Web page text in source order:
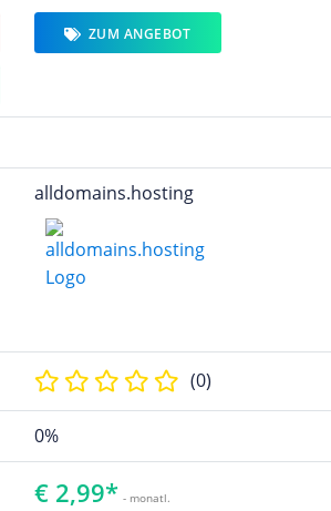
ZUM ANGEBOT
alldomains.hosting
(0)
0%
€ 2,99* - monatl.